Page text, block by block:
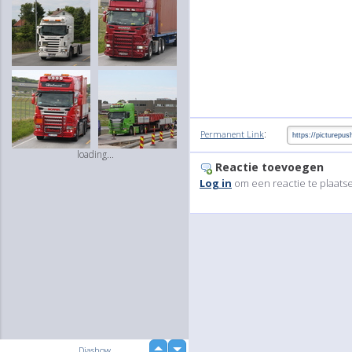
loading...
Permanent Link:
Reactie toevoegen
Log in om een reactie te